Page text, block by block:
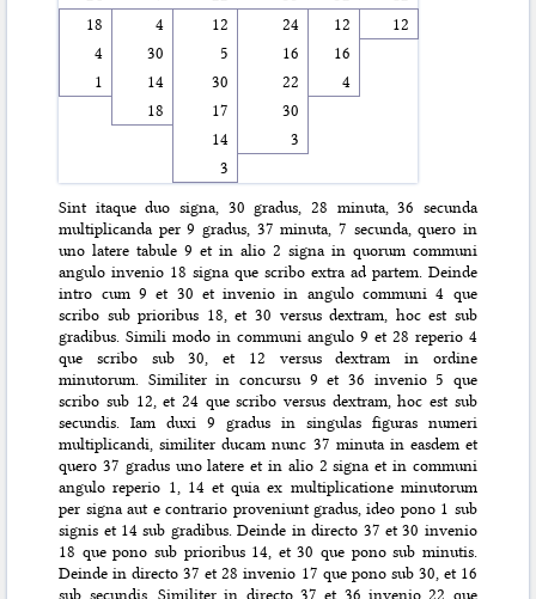
18
4 12 24 12
12
4
30 5 16
16
1
14 30 22
4
18
17
30
14
3
3
Sint itaque duo signa, 30 gradus, 28 minuta, 36 secunda
multiplicanda per 9 gradus, 37 minuta, 7 secunda, quero in
uno latere tabule 9 et in alio 2 signa in quorum communi
angulo invenio 18 signa que scribo extra ad partem. Deinde
intro cum 9 et 30 et invenio in angulo communi 4 que
scribo sub prioribus 18, et 30 versus dextram, hoc est sub
gradibus. Simili modo in communi angulo 9 et 28 reperio 4
que scribo sub 30, et 12 versus dextram in ordine
minutorum. Similiter in concursu 9 et 36 invenio 5 que
scribo sub 12, et 24 que scribo versus dextram, hoc est sub
secundis. Iam duxi 9 gradus in singulas figuras numeri
multiplicandi, similiter ducam nunc 37 minuta in easdem et
quero 37 gradus uno latere et in alio 2 signa et in communi
angulo reperio 1, 14 et quia ex multiplicatione minutorum
per signa aut e contrario proveniunt gradus, ideo pono 1 sub
signis et 14 sub gradibus. Deinde in directo 37 et 30 invenio
18 que pono sub prioribus 14, et 30 que pono sub minutis.
Deinde in directo 37 et 28 invenio 17 que pono sub 30, et 16
sub secundis. Similiter in directo 37 et 36 invenio 22 que